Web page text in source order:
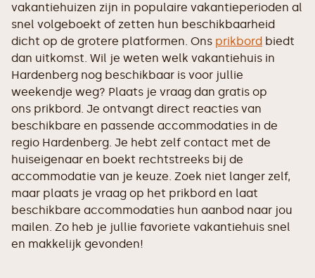
vakantiehuizen zijn in populaire vakantieperioden al
snel volgeboekt of zetten hun beschikbaarheid
dicht op de grotere platformen. Ons prikbord biedt
dan uitkomst. Wil je weten welk vakantiehuis in
Hardenberg nog beschikbaar is voor jullie
weekendje weg? Plaats je vraag dan gratis op
ons prikbord. Je ontvangt direct reacties van
beschikbare en passende accommodaties in de
regio Hardenberg. Je hebt zelf contact met de
huiseigenaar en boekt rechtstreeks bij de
accommodatie van je keuze. Zoek niet langer zelf,
maar plaats je vraag op het prikbord en laat
beschikbare accommodaties hun aanbod naar jou
mailen. Zo heb je jullie favoriete vakantiehuis snel
en makkelijk gevonden!